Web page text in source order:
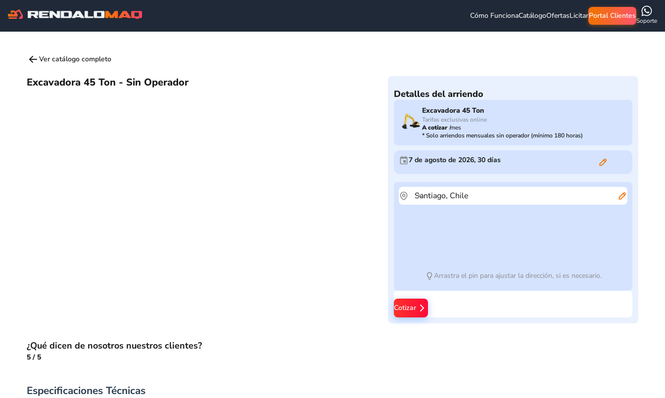
Cómo FuncionaCatálogoOfertasLicitarPortal Clientes
Soporte
Ver catálogo completo
Excavadora 45 Ton - Sin Operador
Detalles del arriendo
Excavadora 45 Ton
Tarifas exclusivas online
A cotizar /mes
*Solo arriendos mensuales sin operador (mínimo 180 horas)
7 de agosto de 2026,30 días
Arrastra el pin para ajustar la dirección, si es necesario.
Cotizar
¿Qué dicen de nosotros nuestros clientes?
5/ 5
Especificaciones Técnicas